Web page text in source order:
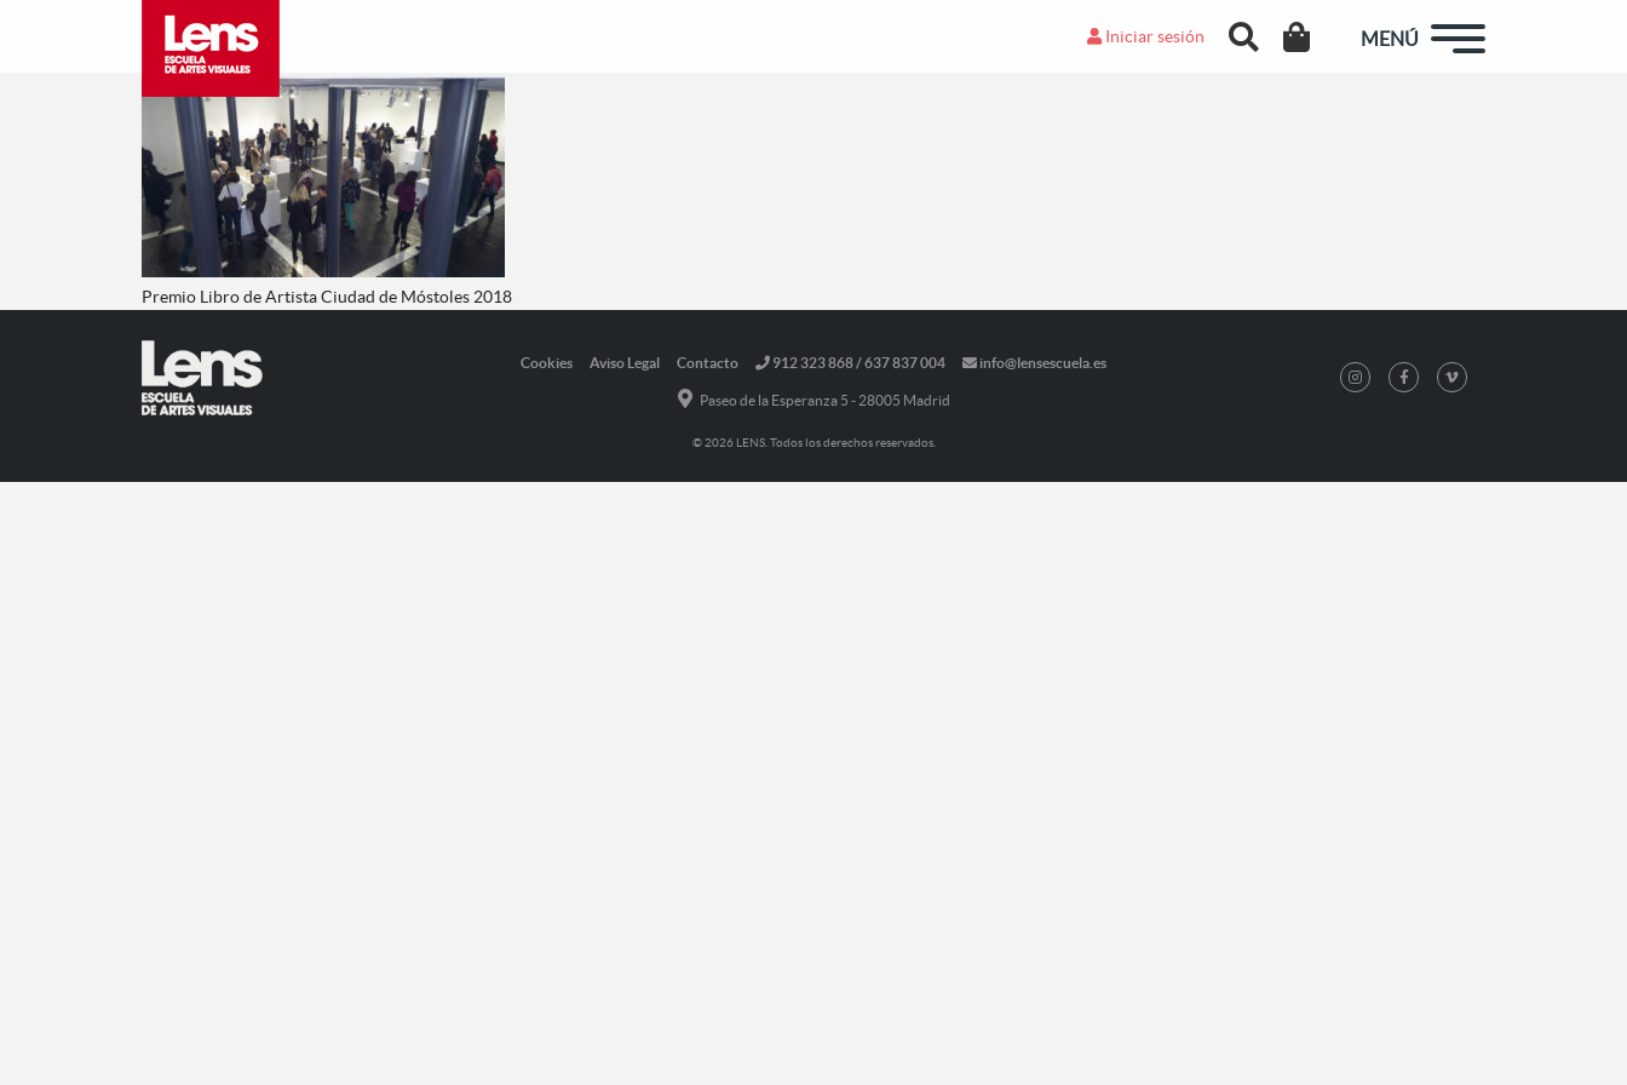
Iniciar sesión MENÚ
Premio Libro de Artista Ciudad de Móstoles 2018
Cookies Aviso Legal Contacto 912 323 868 / 637 837 004 info@lensescuela.es
Paseo de la Esperanza 5 - 28005 Madrid
© 2026 LENS. Todos los derechos reservados.